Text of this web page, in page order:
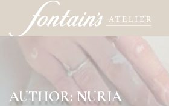
AUTHOR: NURIA